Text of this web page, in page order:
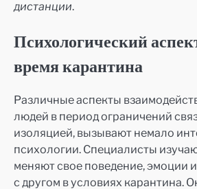
дистанции.
Психологический
время карантина
Различные аспекты
людей в период ограничений
изоляцией, вызывают немало
психологии. Специалисты
меняют свое поведение, эмоции
с другом в условиях карантина.